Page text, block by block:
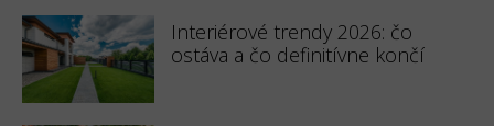
Interiérové trendy 2026: čo
ostáva a čo definitívne končí